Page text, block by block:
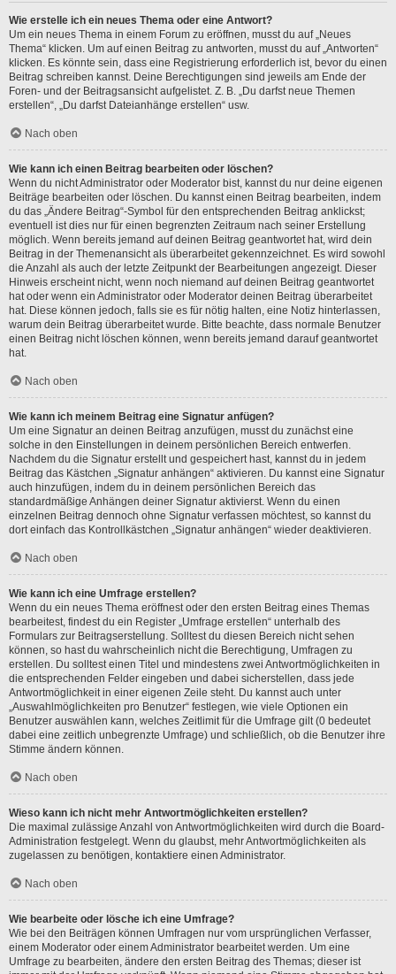
Wie erstelle ich ein neues Thema oder eine Antwort?
Um ein neues Thema in einem Forum zu eröffnen, musst du auf „Neues
Thema“ klicken. Um auf einen Beitrag zu antworten, musst du auf „Antworten“
klicken. Es könnte sein, dass eine Registrierung erforderlich ist, bevor du einen
Beitrag schreiben kannst. Deine Berechtigungen sind jeweils am Ende der
Foren- und der Beitragsansicht aufgelistet. Z. B. „Du darfst neue Themen
erstellen“, „Du darfst Dateianhänge erstellen“ usw.
Nach oben
Wie kann ich einen Beitrag bearbeiten oder löschen?
Wenn du nicht Administrator oder Moderator bist, kannst du nur deine eigenen
Beiträge bearbeiten oder löschen. Du kannst einen Beitrag bearbeiten, indem
du das „Ändere Beitrag“-Symbol für den entsprechenden Beitrag anklickst;
eventuell ist dies nur für einen begrenzten Zeitraum nach seiner Erstellung
möglich. Wenn bereits jemand auf deinen Beitrag geantwortet hat, wird dein
Beitrag in der Themenansicht als überarbeitet gekennzeichnet. Es wird sowohl
die Anzahl als auch der letzte Zeitpunkt der Bearbeitungen angezeigt. Dieser
Hinweis erscheint nicht, wenn noch niemand auf deinen Beitrag geantwortet
hat oder wenn ein Administrator oder Moderator deinen Beitrag überarbeitet
hat. Diese können jedoch, falls sie es für nötig halten, eine Notiz hinterlassen,
warum dein Beitrag überarbeitet wurde. Bitte beachte, dass normale Benutzer
einen Beitrag nicht löschen können, wenn bereits jemand darauf geantwortet
hat.
Nach oben
Wie kann ich meinem Beitrag eine Signatur anfügen?
Um eine Signatur an deinen Beitrag anzufügen, musst du zunächst eine
solche in den Einstellungen in deinem persönlichen Bereich entwerfen.
Nachdem du die Signatur erstellt und gespeichert hast, kannst du in jedem
Beitrag das Kästchen „Signatur anhängen“ aktivieren. Du kannst eine Signatur
auch hinzufügen, indem du in deinem persönlichen Bereich das
standardmäßige Anhängen deiner Signatur aktivierst. Wenn du einen
einzelnen Beitrag dennoch ohne Signatur verfassen möchtest, so kannst du
dort einfach das Kontrollkästchen „Signatur anhängen“ wieder deaktivieren.
Nach oben
Wie kann ich eine Umfrage erstellen?
Wenn du ein neues Thema eröffnest oder den ersten Beitrag eines Themas
bearbeitest, findest du ein Register „Umfrage erstellen“ unterhalb des
Formulars zur Beitragserstellung. Solltest du diesen Bereich nicht sehen
können, so hast du wahrscheinlich nicht die Berechtigung, Umfragen zu
erstellen. Du solltest einen Titel und mindestens zwei Antwortmöglichkeiten in
die entsprechenden Felder eingeben und dabei sicherstellen, dass jede
Antwortmöglichkeit in einer eigenen Zeile steht. Du kannst auch unter
„Auswahlmöglichkeiten pro Benutzer“ festlegen, wie viele Optionen ein
Benutzer auswählen kann, welches Zeitlimit für die Umfrage gilt (0 bedeutet
dabei eine zeitlich unbegrenzte Umfrage) und schließlich, ob die Benutzer ihre
Stimme ändern können.
Nach oben
Wieso kann ich nicht mehr Antwortmöglichkeiten erstellen?
Die maximal zulässige Anzahl von Antwortmöglichkeiten wird durch die Board-
Administration festgelegt. Wenn du glaubst, mehr Antwortmöglichkeiten als
zugelassen zu benötigen, kontaktiere einen Administrator.
Nach oben
Wie bearbeite oder lösche ich eine Umfrage?
Wie bei den Beiträgen können Umfragen nur vom ursprünglichen Verfasser,
einem Moderator oder einem Administrator bearbeitet werden. Um eine
Umfrage zu bearbeiten, ändere den ersten Beitrag des Themas; dieser ist